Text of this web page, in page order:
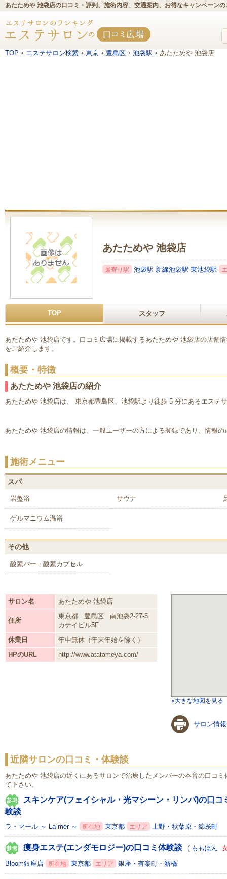
あたためや 池袋店の口コミ・評判、施術内容、交通案内、お得なキャンペーンの
TOP エステサロン検索 東京 豊島区 池袋駅 あたためや 池袋店
あたためや 池袋店
最寄り駅 池袋駅 新線池袋駅 東池袋駅
TOP スタッフ
あたためや 池袋店です。口コミ広場に掲載するあたためや 池袋店の店舗
をご紹介します。
概要・特徴
あたためや 池袋店の紹介
あたためや 池袋店は、 東京都豊島区、池袋駅より徒歩 5 分にあるエステ
あたためや 池袋店の情報は、一般ユーザーの方による登録であり、情報
施術メニュー
スパ
岩盤浴 サウナ
ゲルマニウム温浴
その他
酸素バー・酸素カプセル
サロン名 あたためや 池袋店
住所
東京都 豊島区
南池袋2-27-5
カテイビル5F
休業日
年中無休（年末年始を除く）
HPのURL
http://www.atatameya.com/
»大きな地図を見る
サロン情
近隣サロンの口コミ・体験談
あたためや 池袋店の近くにあるサロンで治療したメンバーの本音の口コ
て下さい。
スキンケア(フェイシャル・光マシーン・リンパ)の口コ
験談
ラ・マール ～ La mer ～ 所在地 東京都 エリア 上野・秋葉原・錦糸町
痩身エステ(エンダモロジー)の口コミ体験談 ( ももぽん
Bloom銀座店 所在地 東京都 エリア 銀座・有楽町・新橋